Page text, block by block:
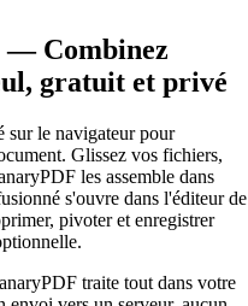
— Combinez
gratuit et privé
sur le navigateur pour
Glissez vos fichiers,
les assemble dans
s'ouvre dans l'éditeur de
pivoter et enregistrer
traite tout dans votre